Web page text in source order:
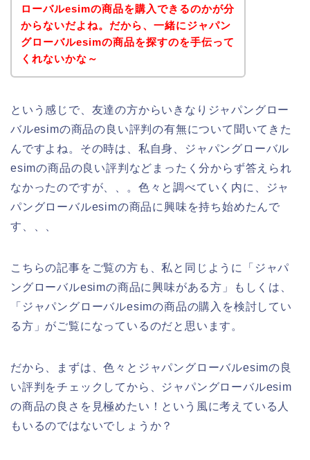
ローバルesimの商品を購入できるのかが分
からないだよね。だから、一緒にジャパン
グローバルesimの商品を探すのを手伝って
くれないかな～
という感じで、友達の方からいきなりジャパングロー
バルesimの商品の良い評判の有無について聞いてきた
んですよね。その時は、私自身、ジャパングローバル
esimの商品の良い評判などまったく分からず答えられ
なかったのですが、、。色々と調べていく内に、ジャ
パングローバルesimの商品に興味を持ち始めたんで
す、、、
こちらの記事をご覧の方も、私と同じように「ジャパ
ングローバルesimの商品に興味がある方」もしくは、
「ジャパングローバルesimの商品の購入を検討してい
る方」がご覧になっているのだと思います。
だから、まずは、色々とジャパングローバルesimの良
い評判をチェックしてから、ジャパングローバルesim
の商品の良さを見極めたい！という風に考えている人
もいるのではないでしょうか？